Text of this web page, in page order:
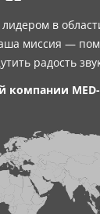
в
миссия —
радость
компании